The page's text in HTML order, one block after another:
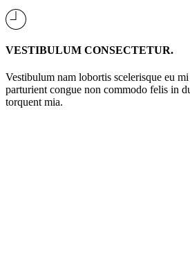
VESTIBULUM CONSECTETUR.
Vestibulum nam lobortis scelerisque eu
parturient congue non commodo felis in
torquent mia.